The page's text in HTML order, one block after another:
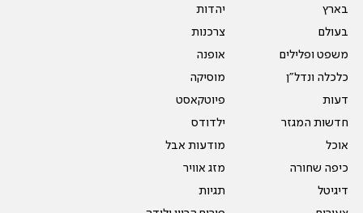
בארץ
בעולם
משפט ופלילים
כלכלה ונדל"ן
דעות
חדשות המגזר
אוכל
כיפה שחורה
דיגיטל
יהדות
צרכנות
אופנה
מוסיקה
פיוטקאסט
ילדודס
מודעות אבל
מזג אוויר
תגיות